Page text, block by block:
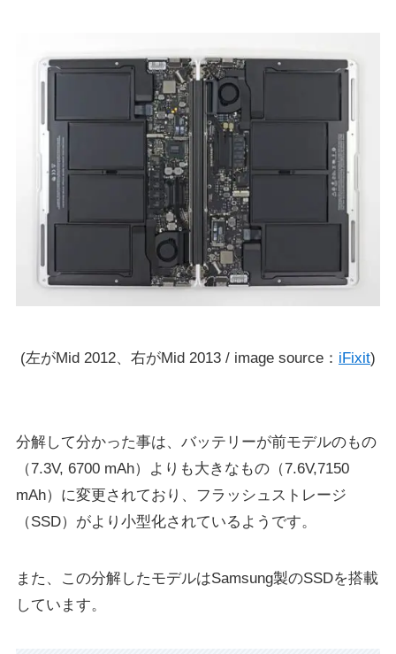
(左がMid 2012、右がMid 2013 / image source： iFixit)
分解して分かった事は、バッテリーが前モデルのもの
（7.3V, 6700 mAh）よりも大きなもの（7.6V,7150
mAh）に変更されており、フラッシュストレージ
（SSD）がより小型化されているようです。
また、この分解したモデルはSamsung製のSSDを搭載
しています。